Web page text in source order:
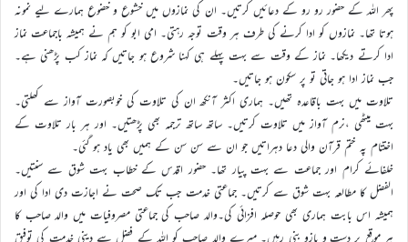
پھر اللہ کے حضور رو رو کے دعائیں کرتیں۔ ان کی نمازوں میں خشوع و خضوع ہمارے لیے نمونہ
ہوتا تھا۔ نمازوں کو ادا کرنے کی طرف ہر وقت توجہ رہتی۔ امی ابو کو ہم نے ہمیشہ باجماعت نماز
ادا کرتے دیکھا۔ نماز کے وقت سے بہت پہلے ہی کہنا شروع ہو جاتیں کہ نماز کب پڑھنی ہے۔
جب نماز ادا ہو جاتی تو پر سکون ہو جاتیں۔
تلاوت میں بہت باقاعدہ تھیں۔ ہماری اکثر آنکھ ان کی تلاوت کی خوبصورت آواز سے کھلتی۔
بہت میٹھی ،نرم آواز میں تلاوت کرتیں۔ ساتھ ساتھ ترجمہ بھی پڑھتیں۔ اور ہر بار تلاوت کے
اختتام پہ ختم قرآن والی دعا دہراتیں جو ان سے سن سن کے ہمیں بھی یاد ہو گئی۔
خلفائے کرام اور جماعت سے بہت پیار تھا۔ حضور اقدس کے خطاب بہت شوق سے سنتیں۔
الفضل کا مطالعہ بہت شوق سے کرتیں۔ جماعتی خدمت جب تک صحت نے اجازت دی ادا کی اور
ہمیشہ اس بابت ہماری بھی حوصلہ افزائی کی۔والد صاحب کی جماعتی مصروفیات میں والد صاحب کا
ہر موقع پر دست و بازو بنی رہیں۔ میرے والد صاحب کو اللہ کے فضل سے دینی خدمت کی توفیق